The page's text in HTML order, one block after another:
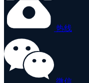
热线